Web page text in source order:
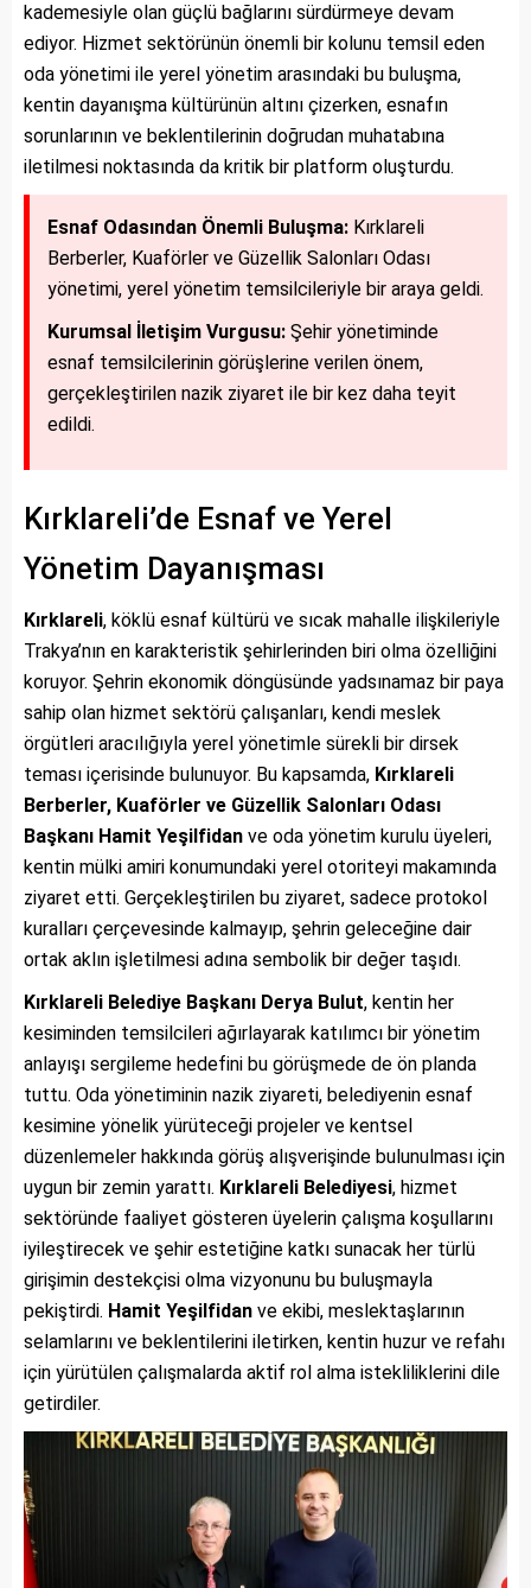
kademesiyle olan güçlü bağlarını sürdürmeye devam
ediyor. Hizmet sektörünün önemli bir kolunu temsil eden
oda yönetimi ile yerel yönetim arasındaki bu buluşma,
kentin dayanışma kültürünün altını çizerken, esnafın
sorunlarının ve beklentilerinin doğrudan muhatabına
iletilmesi noktasında da kritik bir platform oluşturdu.
Esnaf Odasından Önemli Buluşma: Kırklareli
Berberler, Kuaförler ve Güzellik Salonları Odası
yönetimi, yerel yönetim temsilcileriyle bir araya geldi.
Kurumsal İletişim Vurgusu: Şehir yönetiminde
esnaf temsilcilerinin görüşlerine verilen önem,
gerçekleştirilen nazik ziyaret ile bir kez daha teyit
edildi.
Kırklareli’de Esnaf ve Yerel
Yönetim Dayanışması
Kırklareli, köklü esnaf kültürü ve sıcak mahalle ilişkileriyle
Trakya’nın en karakteristik şehirlerinden biri olma özelliğini
koruyor. Şehrin ekonomik döngüsünde yadsınamaz bir paya
sahip olan hizmet sektörü çalışanları, kendi meslek
örgütleri aracılığıyla yerel yönetimle sürekli bir dirsek
teması içerisinde bulunuyor. Bu kapsamda, Kırklareli
Berberler, Kuaförler ve Güzellik Salonları Odası
Başkanı Hamit Yeşilfidan ve oda yönetim kurulu üyeleri,
kentin mülki amiri konumundaki yerel otoriteyi makamında
ziyaret etti. Gerçekleştirilen bu ziyaret, sadece protokol
kuralları çerçevesinde kalmayıp, şehrin geleceğine dair
ortak aklın işletilmesi adına sembolik bir değer taşıdı.
Kırklareli Belediye Başkanı Derya Bulut, kentin her
kesiminden temsilcileri ağırlayarak katılımcı bir yönetim
anlayışı sergileme hedefini bu görüşmede de ön planda
tuttu. Oda yönetiminin nazik ziyareti, belediyenin esnaf
kesimine yönelik yürüteceği projeler ve kentsel
düzenlemeler hakkında görüş alışverişinde bulunulması için
uygun bir zemin yarattı. Kırklareli Belediyesi, hizmet
sektöründe faaliyet gösteren üyelerin çalışma koşullarını
iyileştirecek ve şehir estetiğine katkı sunacak her türlü
girişimin destekçisi olma vizyonunu bu buluşmayla
pekiştirdi. Hamit Yeşilfidan ve ekibi, meslektaşlarının
selamlarını ve beklentilerini iletirken, kentin huzur ve refahı
için yürütülen çalışmalarda aktif rol alma istekliliklerini dile
getirdiler.